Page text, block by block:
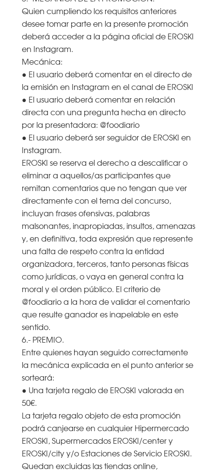
Quien cumpliendo los requisitos anteriores
desee tomar parte en la presente promoción
deberá acceder a la página oficial de EROSKI
en Instagram.
Mecánica:
● El usuario deberá comentar en el directo de
la emisión en Instagram en el canal de EROSKI
● El usuario deberá comentar en relación
directa con una pregunta hecha en directo
por la presentadora: @foodiario
● El usuario deberá ser seguidor de EROSKI en
Instagram.
EROSKI se reserva el derecho a descalificar o
eliminar a aquellos/as participantes que
remitan comentarios que no tengan que ver
directamente con el tema del concurso,
incluyan frases ofensivas, palabras
malsonantes, inapropiadas, insultos, amenazas
y, en definitiva, toda expresión que represente
una falta de respeto contra la entidad
organizadora, terceros, tanto personas físicas
como jurídicas, o vaya en general contra la
moral y el orden público. El criterio de
@foodiario a la hora de validar el comentario
que resulte ganador es inapelable en este
sentido.
6.- PREMIO.
Entre quienes hayan seguido correctamente
la mecánica explicada en el punto anterior se
sorteará:
● Una tarjeta regalo de EROSKI valorada en
50€.
La tarjeta regalo objeto de esta promoción
podrá canjearse en cualquier Hipermercado
EROSKI, Supermercados EROSKI/center y
EROSKI/city y/o Estaciones de Servicio EROSKI.
Quedan excluidas las tiendas online,